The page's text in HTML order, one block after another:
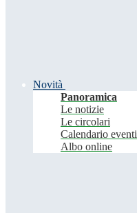
Novità
Panoramica
Le notizie
Le circolari
Calendario eventi
Albo online